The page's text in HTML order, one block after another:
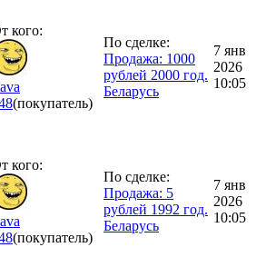
кого:
(покупатель)
По сделке:
Продажа: 1000
рублей 2000 год.
Беларусь
7 янв
2026
10:05
кого:
(покупатель)
По сделке:
Продажа: 5
рублей 1992 год.
Беларусь
7 янв
2026
10:05